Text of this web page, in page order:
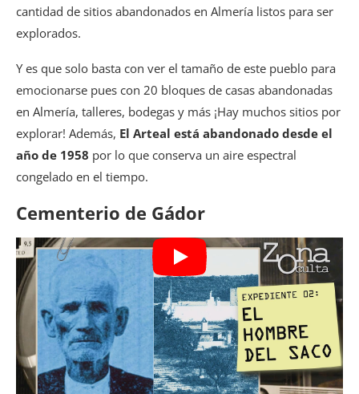
cantidad de sitios abandonados en Almería listos para ser
explorados.
Y es que solo basta con ver el tamaño de este pueblo para
emocionarse pues con 20 bloques de casas abandonadas
en Almería, talleres, bodegas y más ¡Hay muchos sitios por
explorar! Además, El Arteal está abandonado desde el
año de 1958 por lo que conserva un aire espectral
congelado en el tiempo.
Cementerio de Gádor